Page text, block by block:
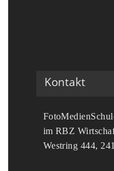
Kontakt
im RBZ
Westring 444,